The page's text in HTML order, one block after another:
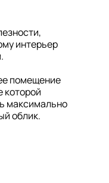
интерьер
помещение
которой
максимально
облик.